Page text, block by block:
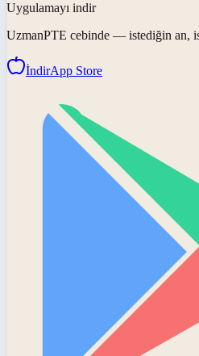
Uygulamayı indir
UzmanPTE cebinde — istediğin an,
İndirApp Store